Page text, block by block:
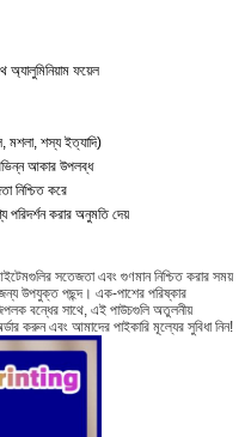
অ্যালুমিনিয়াম ফয়েল
মশলা, শস্য ইত্যাদি)
আকার উপলব্ধ
নিশ্চিত করে
পরিদর্শন করার অনুমতি দেয়
সতেজতা এবং গুণমান নিশ্চিত করার সময়
উপযুক্ত পছন্দ। এক-পাশের পরিষ্কার
বন্ধের সাথে, এই পাউচগুলি অতুলনীয়
করুন এবং আমাদের পাইকারি মূল্যের সুবিধা নিন!